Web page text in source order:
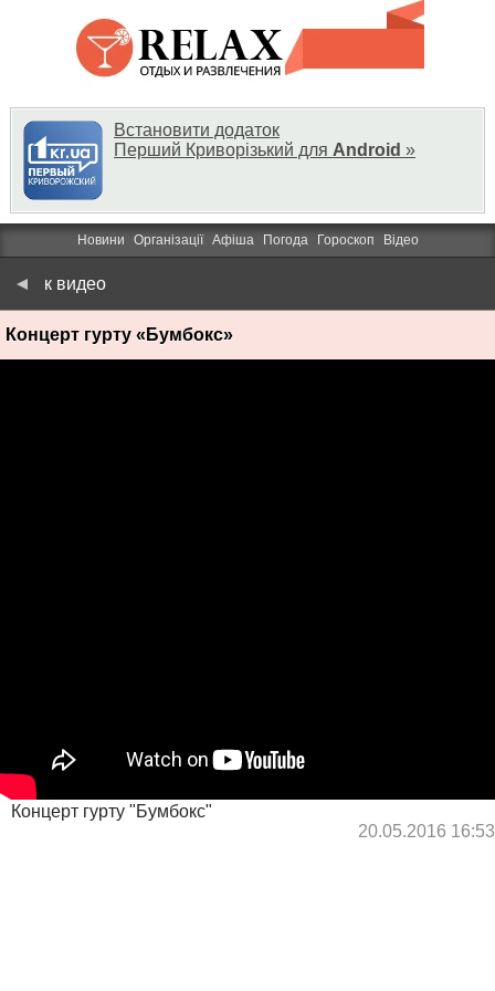
Встановити додаток
Перший Криворізький для Android »
Новини Організації Афіша Погода Гороскоп Відео
к видео
Концерт гурту «Бумбокс»
Концерт гурту "Бумбокс"
20.05.2016 16:53